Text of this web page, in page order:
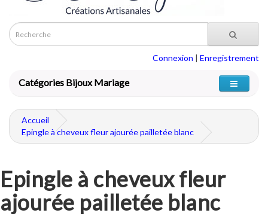
Connexion | Enregistrement
Catégories Bijoux Mariage
Accueil
Epingle à cheveux fleur ajourée pailletée blanc
Epingle à cheveux fleur
ajourée pailletée blanc